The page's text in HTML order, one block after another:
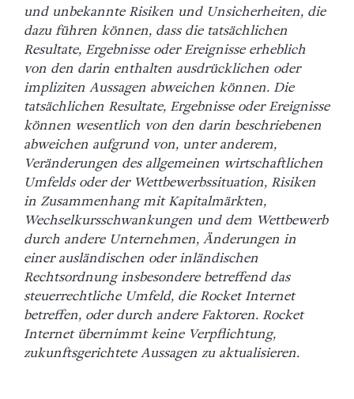
und unbekannte Risiken und Unsicherheiten, die
dazu führen können, dass die tatsächlichen
Resultate, Ergebnisse oder Ereignisse erheblich
von den darin enthalten ausdrücklichen oder
impliziten Aussagen abweichen können. Die
tatsächlichen Resultate, Ergebnisse oder Ereignisse
können wesentlich von den darin beschriebenen
abweichen aufgrund von, unter anderem,
Veränderungen des allgemeinen wirtschaftlichen
Umfelds oder der Wettbewerbssituation, Risiken
in Zusammenhang mit Kapitalmärkten,
Wechselkursschwankungen und dem Wettbewerb
durch andere Unternehmen, Änderungen in
einer ausländischen oder inländischen
Rechtsordnung insbesondere betreffend das
steuerrechtliche Umfeld, die Rocket Internet
betreffen, oder durch andere Faktoren. Rocket
Internet übernimmt keine Verpflichtung,
zukunftsgerichtete Aussagen zu aktualisieren.